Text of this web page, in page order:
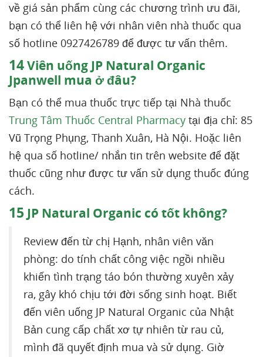
về giá sản phẩm cùng các chương trình ưu đãi,
bạn có thể liên hệ với nhân viên nhà thuốc qua
số hotline 0927426789 để được tư vấn thêm.
14Viên uống JP Natural Organic
Jpanwell mua ở đâu?
Bạn có thể mua thuốc trực tiếp tại Nhà thuốc
Trung Tâm Thuốc Central Pharmacy tại địa chỉ: 85
Vũ Trọng Phụng, Thanh Xuân, Hà Nội. Hoặc liên
hệ qua số hotline/ nhắn tin trên website để đặt
thuốc cũng như được tư vấn sử dụng thuốc đúng
cách.
15 JP Natural Organic có tốt không?
Review đến từ chị Hạnh, nhân viên văn
phòng: do tính chất công việc ngồi nhiều
khiến tình trạng táo bón thường xuyên xảy
ra, gây khó chịu tới đời sống sinh hoạt. Biết
đến viên uống JP Natural Organic của Nhật
Bản cung cấp chất xơ tự nhiên từ rau củ,
mình đã quyết định mua và sử dụng. Giờ